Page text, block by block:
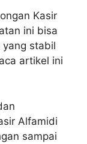
Kasir
ini bisa
yang stabil
artikel ini
Alfamidi
sampai